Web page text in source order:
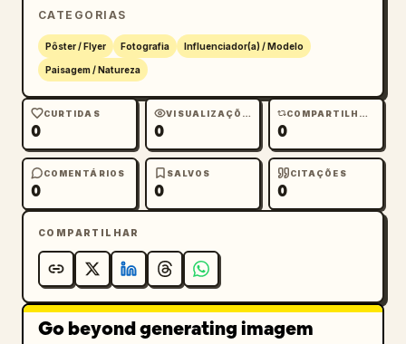
CATEGORIAS
Pôster / Flyer Fotografia Influenciador(a) / Modelo
Paisagem / Natureza
CURTIDAS
0
VISUALIZAÇÕES
0
COMPARTILHAMENTOS
0
COMENTÁRIOS
0
SALVOS
0
CITAÇÕES
0
COMPARTILHAR
Go beyond generating imagem